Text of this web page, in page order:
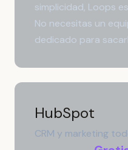
simplicidad, Loops
No necesitas un
dedicado para
HubSpot
CRM y marketing